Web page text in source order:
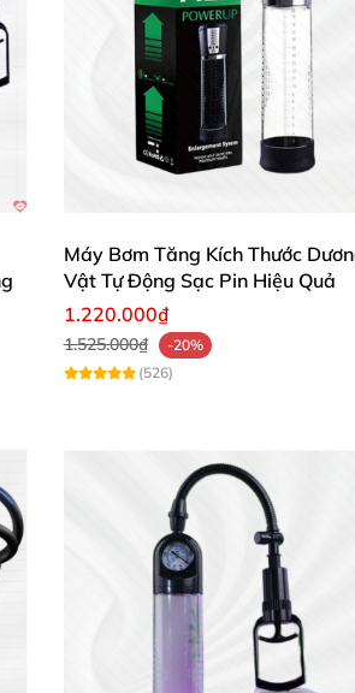
Pro Tăng Kích Thước Hiệu Quả
dương vật được nhiều quý ông
dài và độ dày. Công nghệ
Máy Bơm Tăng Kích Thước
Vật Tự Động Sạc Pin Hiệu Quả
1.220.000₫
1.525.000₫
-20%
(526)